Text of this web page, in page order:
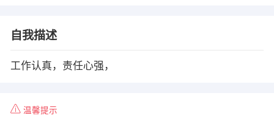
自我描述
工作认真，责任心强，
温馨提示